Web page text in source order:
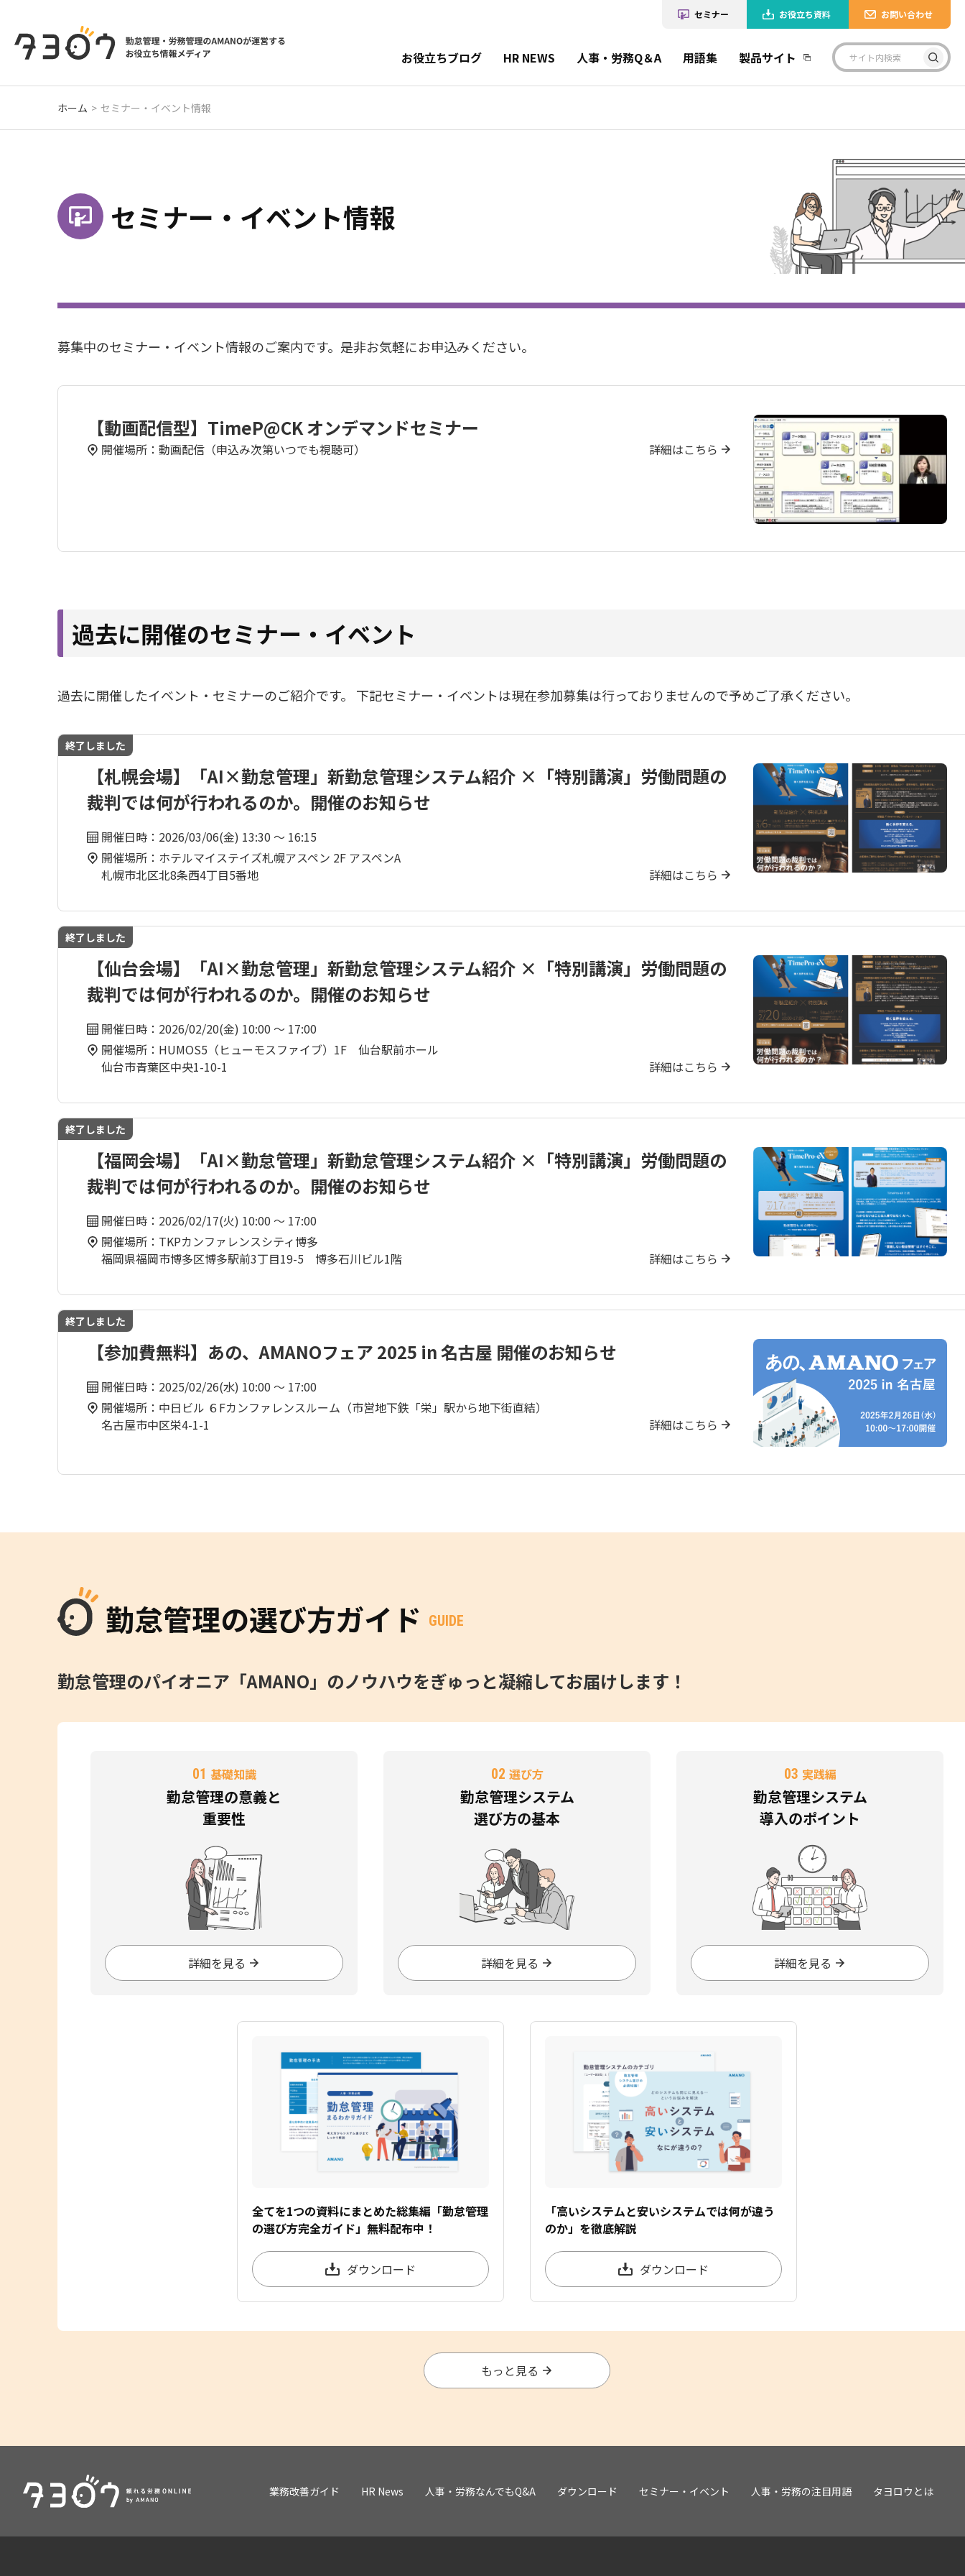
お役立ちブログ HR NEWS 人事・労務Q＆A 用語集 製品サイト
セミナー お役立ち資料 お問い合わせ
ホーム セミナー・イベント情報
セミナー・ イベント情報
募集中のセミナー・イベント情報のご案内です。是非お気軽にお申込みください。
【動画配信型】TimeP@CK オンデマンドセミナー
開催場所：動画配信（申込み次第いつでも視聴可） 詳細はこちら
過去に開催のセミナー・イベント
過去に開催したイベント・セミナーのご紹介です。 下記セミナー・イベントは現在参加募集は行っておりませんので予めご了承ください。
終了しました
【札幌会場】「AI×勤怠管理」新勤怠管理システム紹介 ×「特別講演」労働問題の
裁判では何が行われるのか。開催のお知らせ
開催日時：2026/03/06(金) 13:30 ～ 16:15
開催場所：ホテルマイステイズ札幌アスペン 2F アスペンA
札幌市北区北8条西4丁目5番地
詳細はこちら
終了しました
【仙台会場】「AI×勤怠管理」新勤怠管理システム紹介 ×「特別講演」労働問題の
裁判では何が行われるのか。開催のお知らせ
開催日時：2026/02/20(金) 10:00 ～ 17:00
開催場所：HUMOS5（ヒューモスファイブ）1F 仙台駅前ホール
仙台市青葉区中央1-10-1
詳細はこちら
終了しました
【福岡会場】「AI×勤怠管理」新勤怠管理システム紹介 ×「特別講演」労働問題の
裁判では何が行われるのか。開催のお知らせ
開催日時：2026/02/17(火) 10:00 ～ 17:00
開催場所：TKPカンファレンスシティ博多
福岡県福岡市博多区博多駅前3丁目19-5 博多石川ビル1階
詳細はこちら
終了しました
【参加費無料】あの、AMANOフェア 2025 in 名古屋 開催のお知らせ
開催日時：2025/02/26(水) 10:00 ～ 17:00
開催場所：中日ビル ６Fカンファレンスルーム（市営地下鉄「栄」駅から地下街直結）
名古屋市中区栄4-1-1
詳細はこちら
勤怠管理の選び方ガイド GUIDE
勤怠管理のパイオニア「AMANO」のノウハウをぎゅっと凝縮してお届けします！
01 基礎知識
勤怠管理の意義と
重要性
詳細を見る
02 選び方
勤怠管理システム
選び方の基本
詳細を見る
03 実践編
勤怠管理システム
導入のポイント
詳細を見る
全てを1つの資料にまとめた総集編「勤怠管理
の選び方完全ガイド」無料配布中！
ダウンロード
「高いシステムと安いシステムでは何が違う
のか」を徹底解説
ダウンロード
もっと見る
業務改善ガイド HR News 人事・労務なんでもQ&A ダウンロード セミナー・イベント 人事・労務の注目用語 タヨロウとは